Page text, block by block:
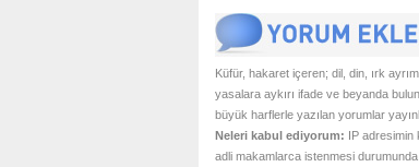
Küfür, hakaret içeren; dil, din, ırk
yasalara aykırı ifade ve beyanda
büyük harflerle yazılan yorumlar
Neleri kabul ediyorum: IP adresimin
adli makamlarca istenmesi